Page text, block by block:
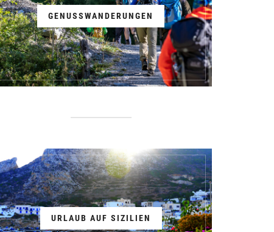
GENUSSWANDERUNGEN
URLAUB AUF SIZILIEN